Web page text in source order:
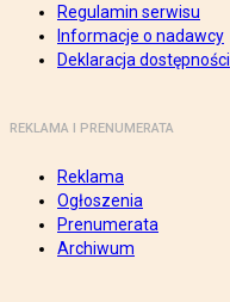
Regulamin serwisu
Informacje o nadawcy
Deklaracja dostępności
REKLAMA I PRENUMERATA
Reklama
Ogłoszenia
Prenumerata
Archiwum